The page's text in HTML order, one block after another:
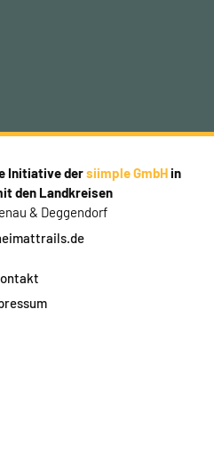
Initiative dersiimple GmbHin
den Landkreisen
& Deggendorf